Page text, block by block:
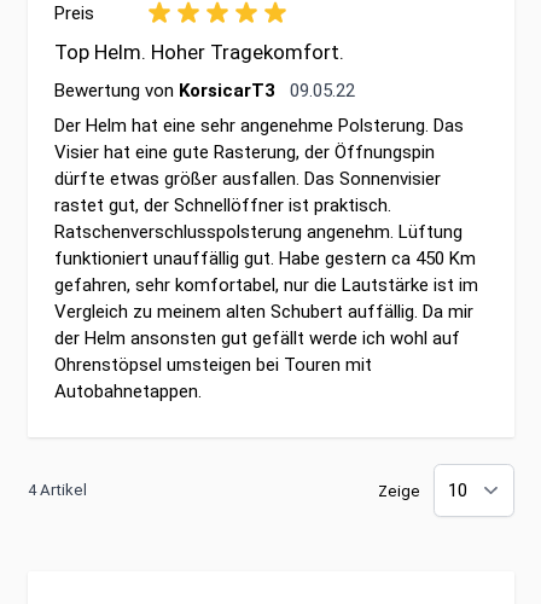
Preis
Top Helm. Hoher Tragekomfort.
Bewertung von KorsicarT3 9. Mai 2022
09.05.22
Der Helm hat eine sehr angenehme Polsterung. Das
Visier hat eine gute Rasterung, der Öffnungspin
dürfte etwas größer ausfallen. Das Sonnenvisier
rastet gut, der Schnellöffner ist praktisch.
Ratschenverschlusspolsterung angenehm. Lüftung
funktioniert unauffällig gut. Habe gestern ca 450 Km
gefahren, sehr komfortabel, nur die Lautstärke ist im
Vergleich zu meinem alten Schubert auffällig. Da mir
der Helm ansonsten gut gefällt werde ich wohl auf
Ohrenstöpsel umsteigen bei Touren mit
Autobahnetappen.
4 Artikel Zeige